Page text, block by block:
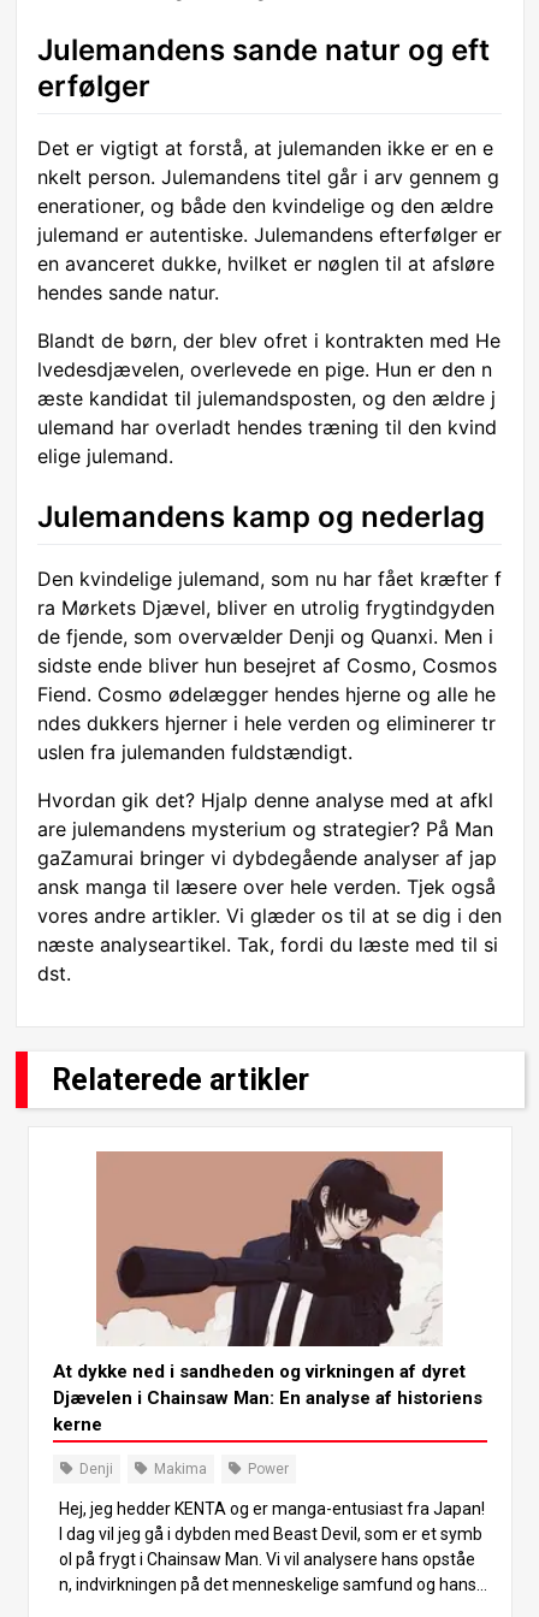
Julemandens sande natur og eft
erfølger
Det er vigtigt at forstå, at julemanden ikke er en e
nkelt person. Julemandens titel går i arv gennem g
enerationer, og både den kvindelige og den ældre
julemand er autentiske. Julemandens efterfølger er
en avanceret dukke, hvilket er nøglen til at afsløre
hendes sande natur.
Blandt de børn, der blev ofret i kontrakten med He
lvedesdjævelen, overlevede en pige. Hun er den n
æste kandidat til julemandsposten, og den ældre j
ulemand har overladt hendes træning til den kvind
elige julemand.
Julemandens kamp og nederlag
Den kvindelige julemand, som nu har fået kræfter f
ra Mørkets Djævel, bliver en utrolig frygtindgyden
de fjende, som overvælder Denji og Quanxi. Men i
sidste ende bliver hun besejret af Cosmo, Cosmos
Fiend. Cosmo ødelægger hendes hjerne og alle he
ndes dukkers hjerner i hele verden og eliminerer tr
uslen fra julemanden fuldstændigt.
Hvordan gik det? Hjalp denne analyse med at afkl
are julemandens mysterium og strategier? På Man
gaZamurai bringer vi dybdegående analyser af jap
ansk manga til læsere over hele verden. Tjek også
vores andre artikler. Vi glæder os til at se dig i den
næste analyseartikel. Tak, fordi du læste med til si
dst.
Relaterede artikler
At dykke ned i sandheden og virkningen af dyret
Djævelen i Chainsaw Man: En analyse af historiens
kerne
Denji Makima Power
Hej, jeg hedder KENTA og er manga-entusiast fra Japan!
I dag vil jeg gå i dybden med Beast Devil, som er et symb
ol på frygt i Chainsaw Man. Vi vil analysere hans opståe
n, indvirkningen på det menneskelige samfund og hans f